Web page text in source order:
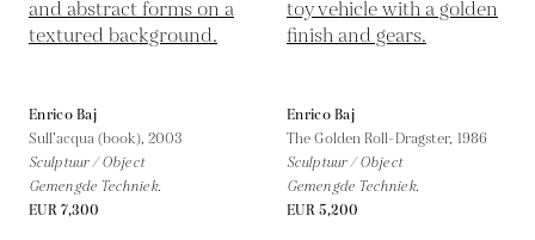
Enrico Baj
Sull’acqua (book), 2003
Sculptuur / Object
Gemengde Techniek.
EUR 7,300
Enrico Baj
The Golden Roll-Dragster, 1986
Sculptuur / Object
Gemengde Techniek.
EUR 5,200